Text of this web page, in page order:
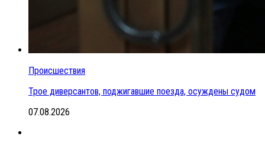
Происшествия
Трое диверсантов, поджигавшие поезда, осуждены судом
07.08.2026